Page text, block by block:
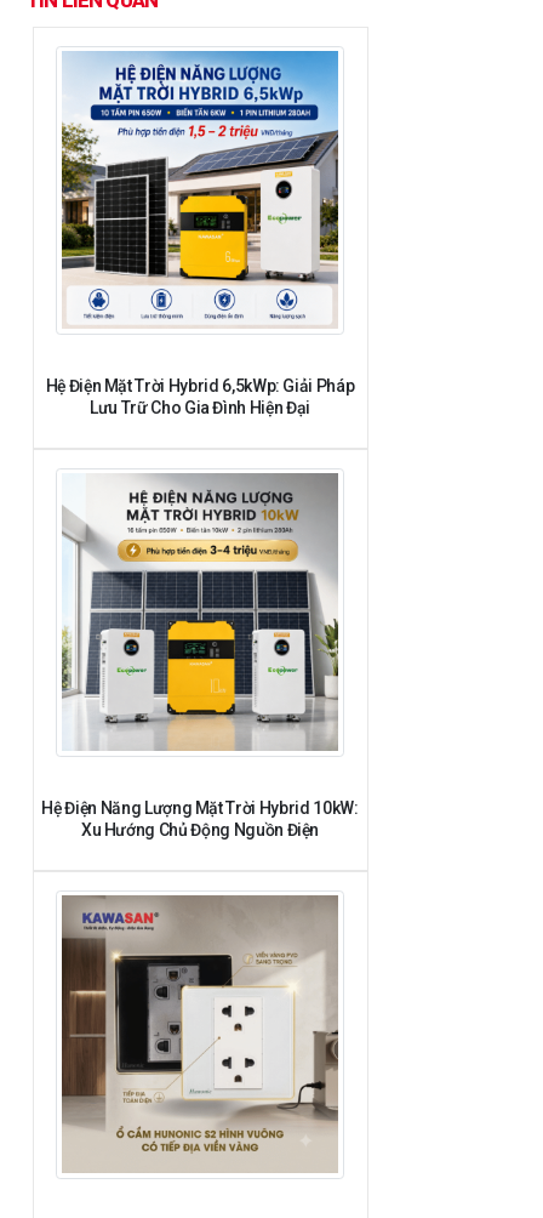
Hệ Điện Mặt Trời Hybrid 6,5kWp: Giải Pháp
Lưu Trữ Cho Gia Đình Hiện Đại
Hệ Điện Năng Lượng Mặt Trời Hybrid 10kW:
Xu Hướng Chủ Động Nguồn Điện